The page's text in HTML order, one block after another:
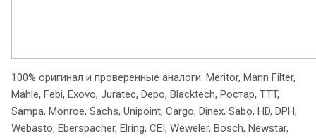
100% оригинал и проверенные аналоги: Meritor, Mann Filter,
Mahle, Febi, Exovo, Juratec, Depo, Blacktech, Ростар, TTT,
Sampa, Monroe, Sachs, Unipoint, Cargo, Dinex, Sabo, HD, DPH,
Webasto, Eberspacher, Elring, CEI, Weweler, Bosch, Newstar,